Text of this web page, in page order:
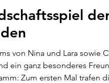
von Nina und Lara sowie
ein ganz besonderes
Zum ersten Mal trafen